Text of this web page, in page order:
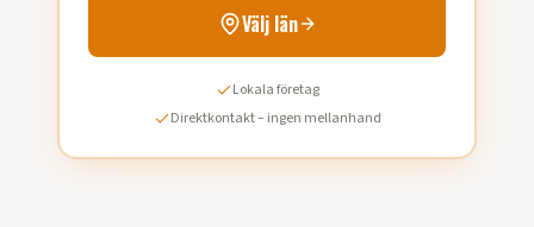
Välj län
Lokala företag
Direktkontakt – ingen mellanhand